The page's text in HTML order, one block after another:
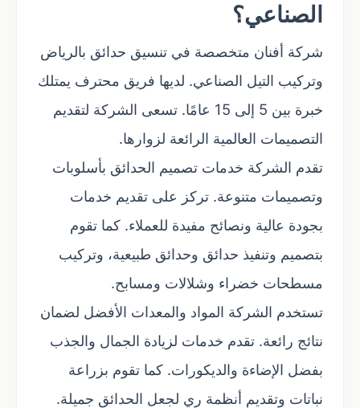
الصناعي؟
شركة أفنان متخصصة في تنسيق حدائق بالرياض
وتركيب التيل الصناعي. لديها فريق محترف يمتلك
خبرة بين 5 إلى 15 عامًا. تسعى الشركة لتقديم
التصميمات العالمية الرائعة لزوارها.
تقدم الشركة خدمات تصميم الحدائق بأسلوبات
وتصميمات متنوعة. تركز على تقديم خدمات
بجودة عالية ونصائح مفيدة للعملاء. كما تقوم
بتصميم وتنفيذ حدائق وحدائق طبيعية، وتركيب
مسطحات خضراء وشلالات ومسابح.
تستخدم الشركة المواد والمعدات الأفضل لضمان
نتائج رائعة. تقدم خدمات لزيادة الجمال والجذب
بفضل الإضاءة والديكورات. كما تقوم بزراعة
نباتات وتقديم أنظمة ري لجعل الحدائق جميلة.